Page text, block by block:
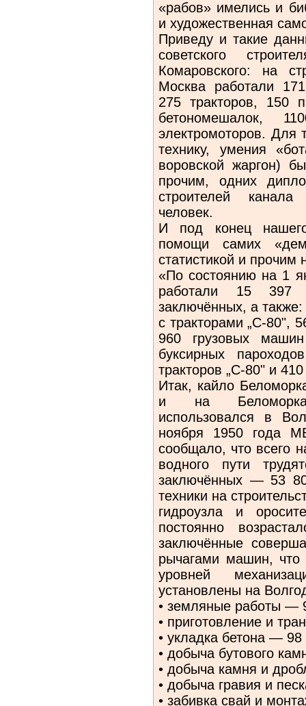
«рабов» имелись и
и художественная
Приведу и такие
советского
Комаровского: на
Москва работали
275 тракторов, 150
бетономешалок,
электромоторов. Для
технику, умения
воровской жаргон)
прочим, одних
строителей
человек.
И под конец
помощи самих
статистикой и прочим
«По состоянию на 1
работали 15 397
заключённых, а также:
с тракторами „С-80",
960 грузовых
буксирных
тракторов „С-80" и
Итак, кайло
и на
использовался в
ноября 1950 года
сообщало, что всего
водного пути
заключённых — 53
техники на
гидроузла и
постоянно
заключённые
рычагами машин,
уровней
установлены на
• земляные работы —
• приготовление и
• укладка бетона — 98
• добыча бутового
• добыча камня и
• добыча гравия и
• забивка свай и